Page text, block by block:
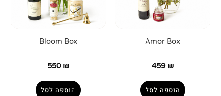
Amor Box
459 ₪
הוספה לסל
Bloom Box
550 ₪
הוספה לסל